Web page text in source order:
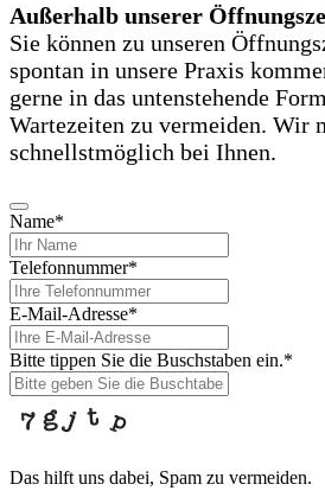
Außerhalb unserer
Sie können zu unseren
spontan in unsere Praxis
gerne in das untenstehende
Wartezeiten zu vermeiden. Wir
schnellstmöglich bei Ihnen.
Name*
Telefonnummer*
E-Mail-Adresse*
Bitte tippen Sie die Buschstaben ein.*
Das hilft uns dabei, Spam zu vermeiden.